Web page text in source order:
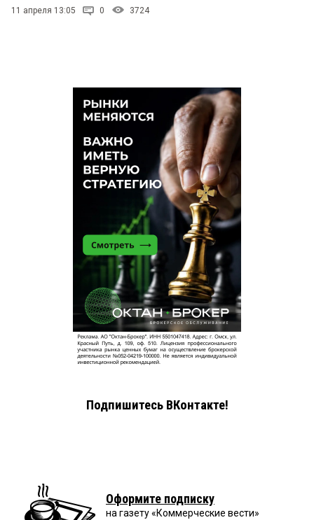
11 апреля 13:05 0 3724
Подпишитесь ВКонтакте!
Оформите подписку
на газету «Коммерческие вести»